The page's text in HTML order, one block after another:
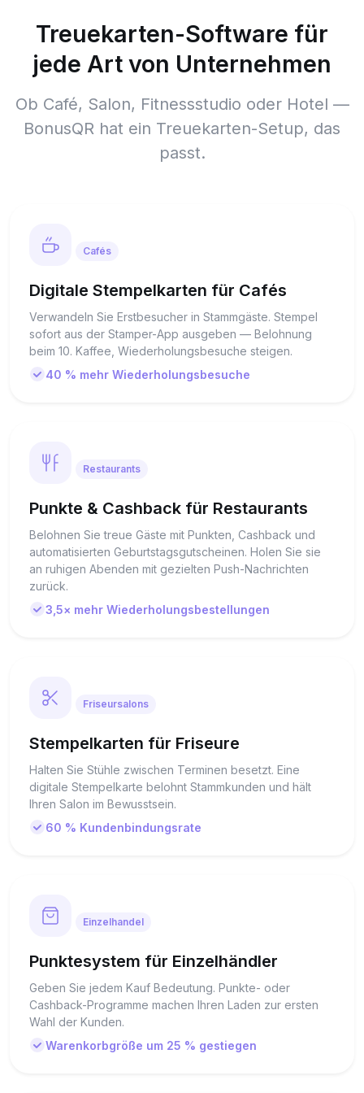
Treuekarten-Software für
jede Art von Unternehmen
Ob Café, Salon, Fitnessstudio oder Hotel —
BonusQR hat ein Treuekarten-Setup, das
passt.
Cafés
Digitale Stempelkarten für Cafés
Verwandeln Sie Erstbesucher in Stammgäste. Stempel
sofort aus der Stamper-App ausgeben — Belohnung
beim 10. Kaffee, Wiederholungsbesuche steigen.
40 % mehr Wiederholungsbesuche
Restaurants
Punkte & Cashback für Restaurants
Belohnen Sie treue Gäste mit Punkten, Cashback und
automatisierten Geburtstagsgutscheinen. Holen Sie sie
an ruhigen Abenden mit gezielten Push-Nachrichten
zurück.
3,5× mehr Wiederholungsbestellungen
Friseursalons
Stempelkarten für Friseure
Halten Sie Stühle zwischen Terminen besetzt. Eine
digitale Stempelkarte belohnt Stammkunden und hält
Ihren Salon im Bewusstsein.
60 % Kundenbindungsrate
Einzelhandel
Punktesystem für Einzelhändler
Geben Sie jedem Kauf Bedeutung. Punkte- oder
Cashback-Programme machen Ihren Laden zur ersten
Wahl der Kunden.
Warenkorbgröße um 25 % gestiegen